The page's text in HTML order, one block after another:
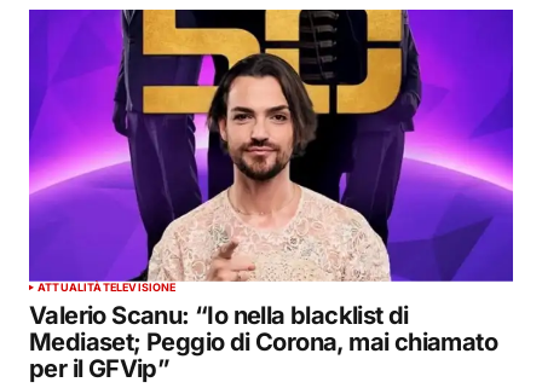
ATTUALITÀTELEVISIONE
Valerio Scanu: “Io nella blacklist di
Mediaset; Peggio di Corona, mai chiamato
per il GFVip”